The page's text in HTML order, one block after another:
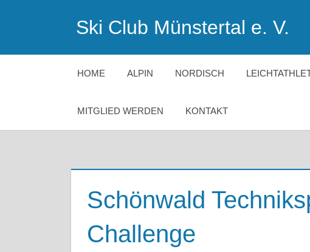
Ski Club Münstertal e. V.
HOME ALPIN NORDISCH
MITGLIED WERDEN KONTAKT
Schönwald
Challenge